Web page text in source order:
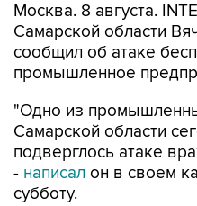
Москва. 8 августа.
Самарской области
сообщил об атаке
промышленное
"Одно из
Самарской области
подверглось атаке
- написал он в своем
субботу.